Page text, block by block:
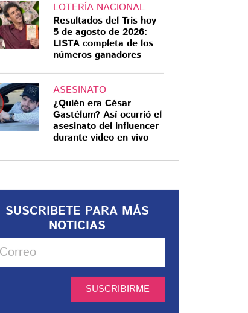
¡PREPÁRATE!
Lluvias regresan este
miércoles a CDMX y
Edomex, checa la
hora crítica
Tras el diluvio del martes, que
dejó más de 50 encharcamientos y
LOTERÍA NACIONAL
Resultados del Tris hoy
5 de agosto de 2026:
LISTA completa de los
números ganadores
ASESINATO
¿Quién era César
Gastélum? Así ocurrió el
asesinato del influencer
durante video en vivo
SUSCRIBETE PARA MÁS
NOTICIAS
SUSCRIBIRME